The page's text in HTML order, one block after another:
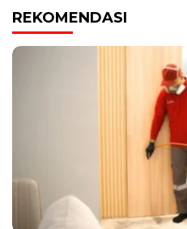
REKOMENDASI